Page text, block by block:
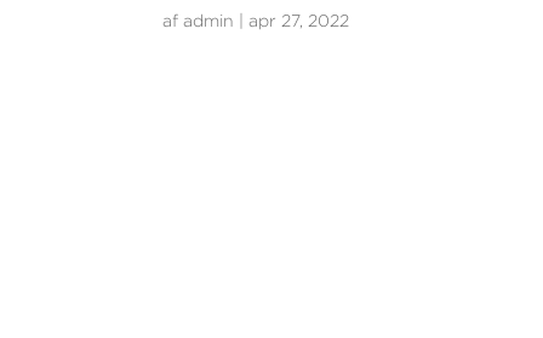
afadmin |apr 27, 2022